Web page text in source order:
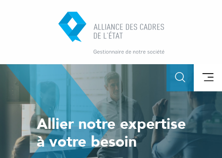
Allier notre expertise
à votre besoin